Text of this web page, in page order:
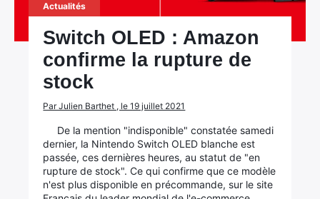
Actualités
Switch OLED : Amazon
confirme la rupture de
stock
Par Julien Barthet , le 19 juillet 2021
De la mention "indisponible" constatée samedi
dernier, la Nintendo Switch OLED blanche est
passée, ces dernières heures, au statut de "en
rupture de stock". Ce qui confirme que ce modèle
n'est plus disponible en précommande, sur le site